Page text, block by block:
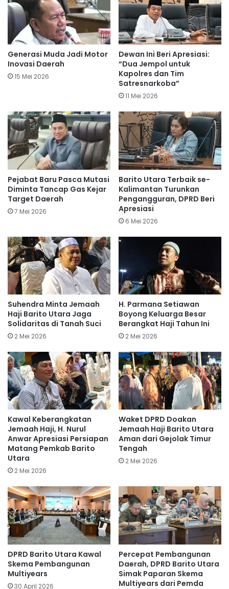
Generasi Muda Jadi Motor
Inovasi Daerah
15 Mei 2026
Dewan Ini Beri Apresiasi:
“Dua Jempol untuk
Kapolres dan Tim
Satresnarkoba”
11 Mei 2026
Pejabat Baru Pasca Mutasi
Diminta Tancap Gas Kejar
Target Daerah
7 Mei 2026
Barito Utara Terbaik se-
Kalimantan Turunkan
Pengangguran, DPRD Beri
Apresiasi
6 Mei 2026
Suhendra Minta Jemaah
Haji Barito Utara Jaga
Solidaritas di Tanah Suci
2 Mei 2026
H. Parmana Setiawan
Boyong Keluarga Besar
Berangkat Haji Tahun Ini
2 Mei 2026
Kawal Keberangkatan
Jemaah Haji, H. Nurul
Anwar Apresiasi Persiapan
Matang Pemkab Barito
Utara
2 Mei 2026
Waket DPRD Doakan
Jemaah Haji Barito Utara
Aman dari Gejolak Timur
Tengah
2 Mei 2026
DPRD Barito Utara Kawal
Skema Pembangunan
Multiyears
30 April 2026
Percepat Pembangunan
Daerah, DPRD Barito Utara
Simak Paparan Skema
Multiyears dari Pemda